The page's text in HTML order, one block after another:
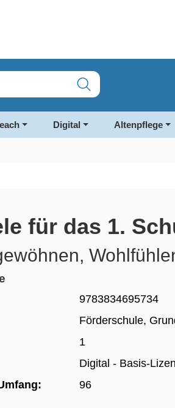
Digital Altenpflege
für das 1.
9783834695734
Förderschule,
1
Digital - Basis-
96